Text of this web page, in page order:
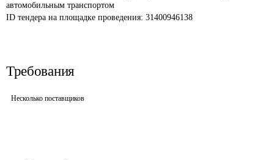
автомобильным транспортом
ID тендера на площадке проведения: 31400946138
Требования
Несколько поставщиков